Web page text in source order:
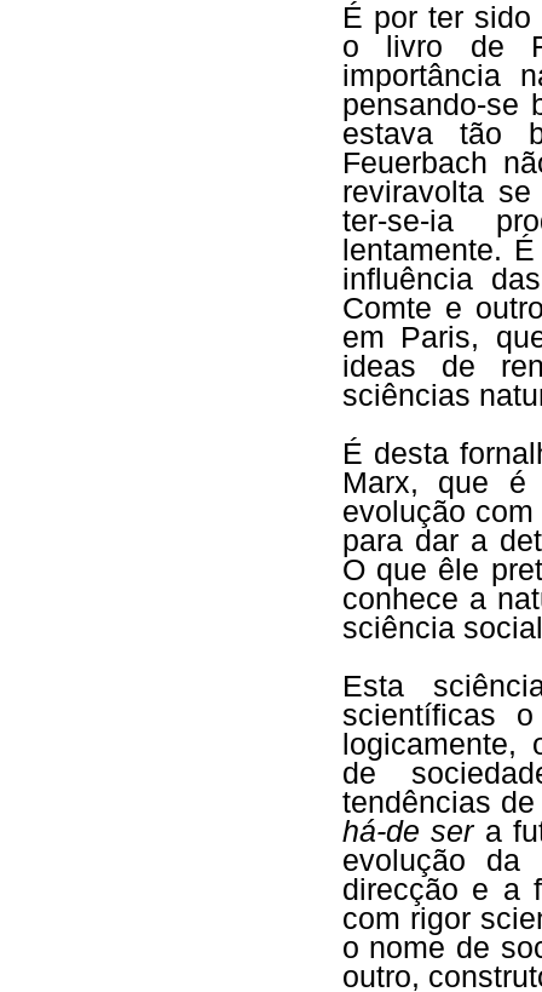
É por ter sido
o livro de
importância
pensando-se
estava tão
Feuerbach
reviravolta
ter-se-ia
lentamente.
influência
Comte e
em Paris,
ideas de
sciências
É desta
Marx, que é
evolução
para dar a
O que êle
conhece a
sciência
Esta
scientíficas
logicamente,
de
tendências
há-de sera
evolução da
direcção e a
com rigor
o nome de
outro,